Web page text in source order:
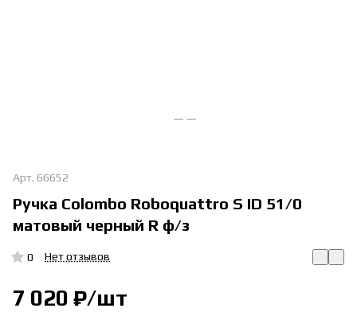
Арт. 66652
Ручка Colombo Roboquattro S ID 51/0
матовый черный R ф/з
0 Нет отзывов
7 020 ₽/шт